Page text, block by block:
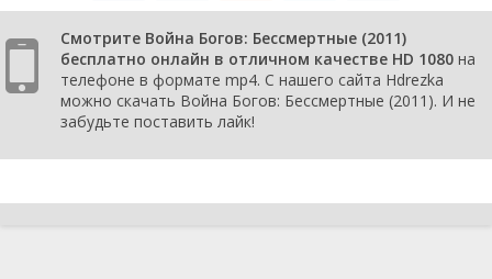
Смотрите Война Богов: Бессмертные (2011)
бесплатно онлайн в отличном качестве HD 1080 на
телефоне в формате mp4. С нашего сайта Hdrezka
можно скачать Война Богов: Бессмертные (2011). И не
забудьте поставить лайк!